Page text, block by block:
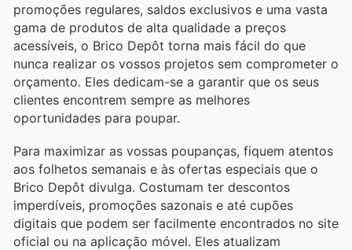
promoções regulares, saldos exclusivos e uma vasta
gama de produtos de alta qualidade a preços
acessíveis, o Brico Depôt torna mais fácil do que
nunca realizar os vossos projetos sem comprometer o
orçamento. Eles dedicam-se a garantir que os seus
clientes encontrem sempre as melhores
oportunidades para poupar.
Para maximizar as vossas poupanças, fiquem atentos
aos folhetos semanais e às ofertas especiais que o
Brico Depôt divulga. Costumam ter descontos
imperdíveis, promoções sazonais e até cupões
digitais que podem ser facilmente encontrados no site
oficial ou na aplicação móvel. Eles atualizam